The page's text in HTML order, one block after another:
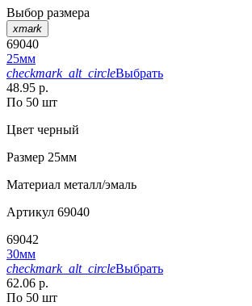
Выбор размера
xmark
69040
25мм
checkmark_alt_circleВыбрать
48.95 р.
По 50 шт
Цвет черный
Размер 25мм
Материал металл/эмаль
Артикул 69040
69042
30мм
checkmark_alt_circleВыбрать
62.06 р.
По 50 шт